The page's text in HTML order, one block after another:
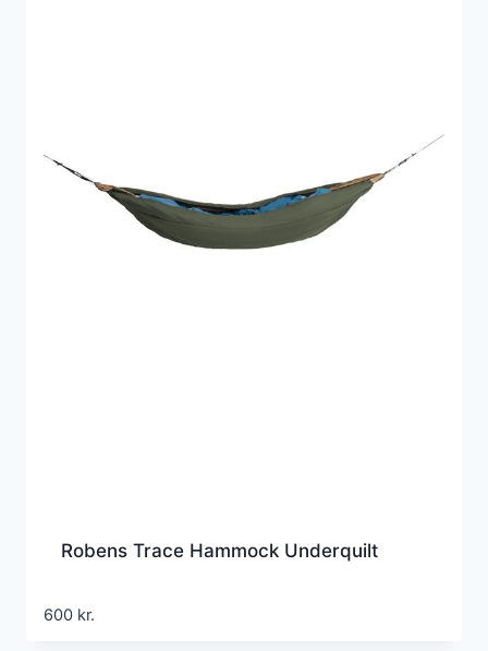
Robens Trace Hammock Underquilt
600 kr.